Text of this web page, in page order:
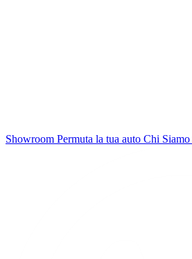
Showroom Permuta la tua auto Chi Siamo